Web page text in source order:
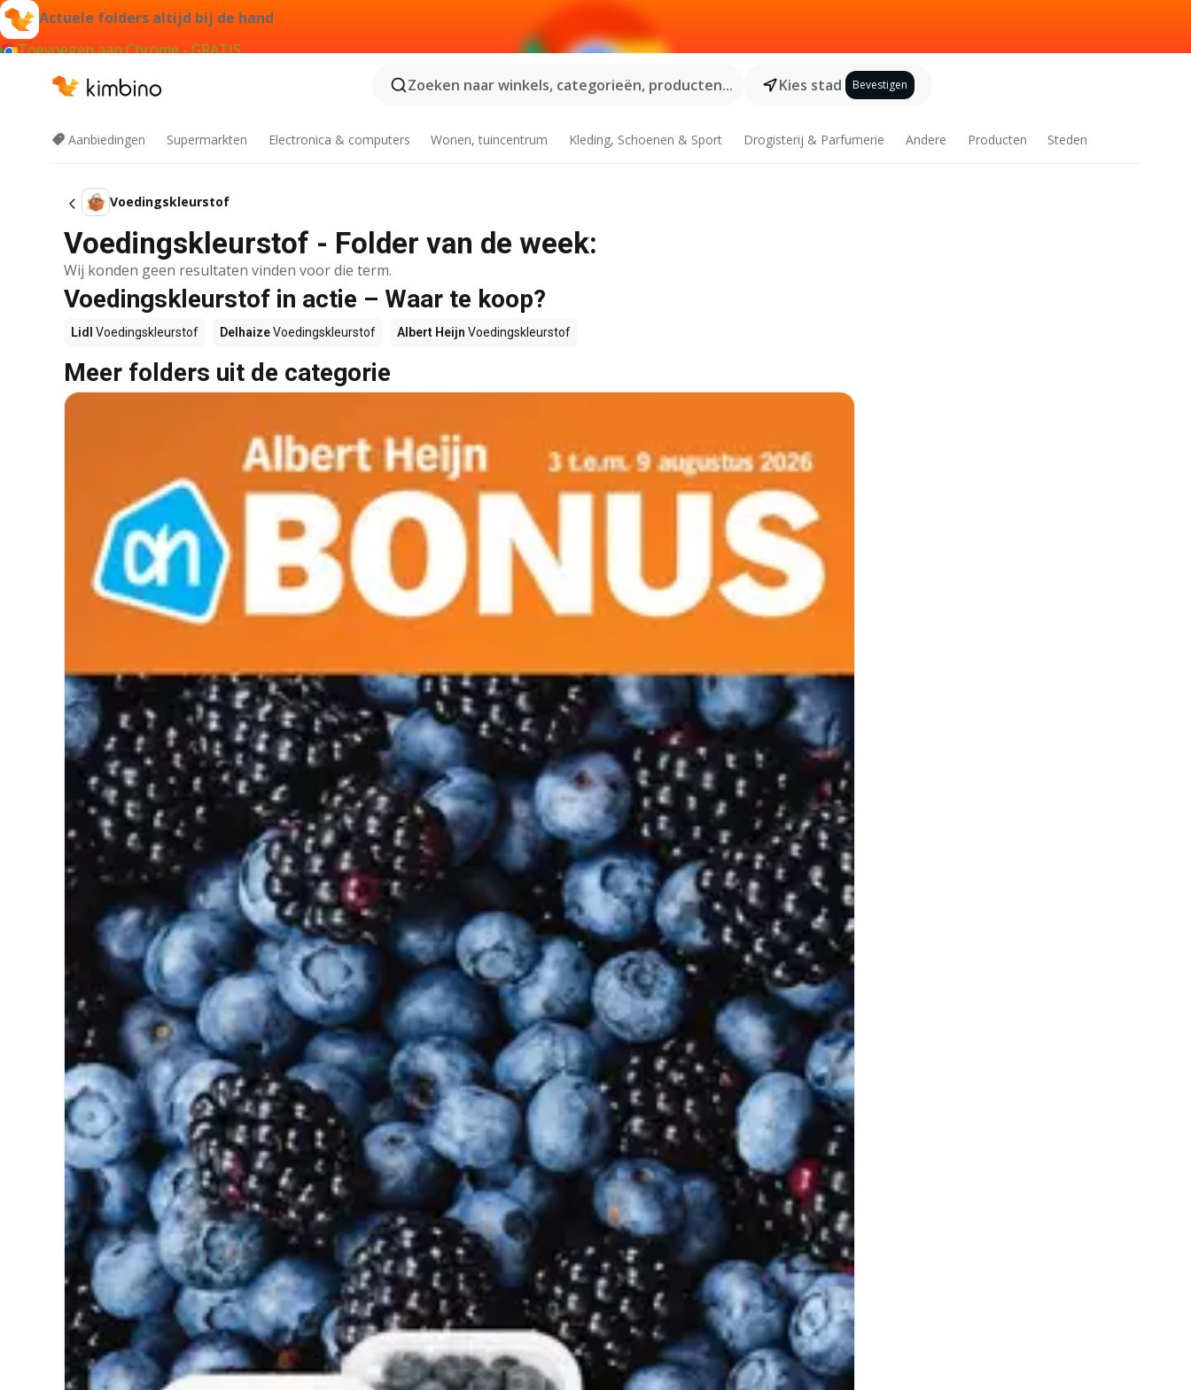
Actuele folders altijd bij de hand
Toevoegen aan Chrome - GRATIS
Zoeken naar winkels, categorieën, producten...
Kies stad Bevestigen
Aanbiedingen Supermarkten Electronica & computers Wonen, tuincentrum Kleding, Schoenen & Sport Drogisterij & Parfumerie Andere Producten Steden
Voedingskleurstof
Voedingskleurstof - Folder van de week:
Wij konden geen resultaten vinden voor die term.
Voedingskleurstof in actie – Waar te koop?
Lidl Voedingskleurstof DelhaizeVoedingskleurstof Albert Heijn Voedingskleurstof
Meer folders uit de categorie